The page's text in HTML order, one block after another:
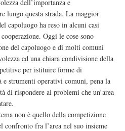
dell’importanza e
lungo questa strada. La maggior
capoluogo ha reso in alcuni casi
Oggi le cose sono
del capoluogo e di molti comuni
ed una chiara condivisione della
per istituire forme di
e strumenti operativi comuni, pena la
di rispondere ai problemi che un’area
non è quello della competizione
confronto fra l’area nel suo insieme